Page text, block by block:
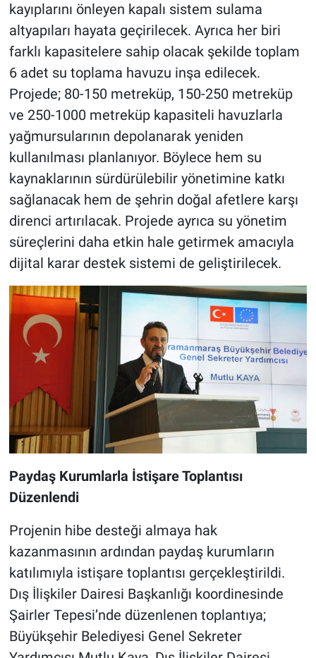
kayıplarını önleyen kapalı sistem sulama
altyapıları hayata geçirilecek. Ayrıca her biri
farklı kapasitelere sahip olacak şekilde toplam
6 adet su toplama havuzu inşa edilecek.
Projede; 80-150 metreküp, 150-250 metreküp
ve 250-1000 metreküp kapasiteli havuzlarla
yağmursularının depolanarak yeniden
kullanılması planlanıyor. Böylece hem su
kaynaklarının sürdürülebilir yönetimine katkı
sağlanacak hem de şehrin doğal afetlere karşı
direnci artırılacak. Projede ayrıca su yönetim
süreçlerini daha etkin hale getirmek amacıyla
dijital karar destek sistemi de geliştirilecek.
Paydaş Kurumlarla İstişare Toplantısı
Düzenlendi
Projenin hibe desteği almaya hak
kazanmasının ardından paydaş kurumların
katılımıyla istişare toplantısı gerçekleştirildi.
Dış İlişkiler Dairesi Başkanlığı koordinesinde
Şairler Tepesi’nde düzenlenen toplantıya;
Büyükşehir Belediyesi Genel Sekreter